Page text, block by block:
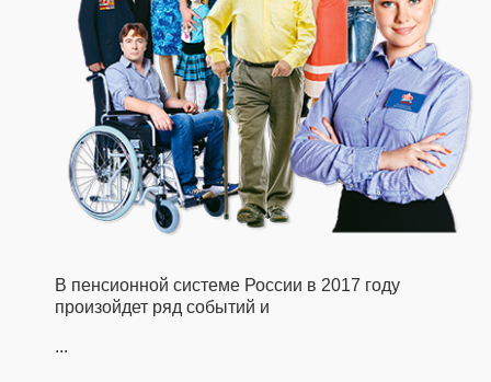
В пенсионной системе России в 2017 году
произойдет ряд событий и
...